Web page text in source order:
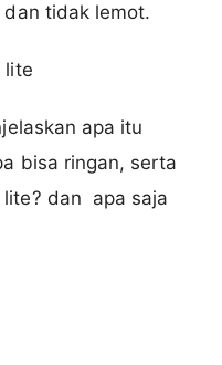
dan tidak lemot.
lite
apa itu
bisa ringan, serta
lite? dan apa saja